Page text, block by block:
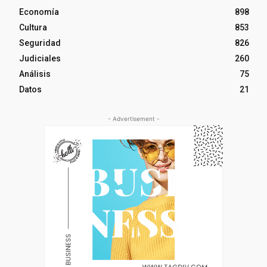
Economía
898
Cultura
853
Seguridad
826
Judiciales
260
Análisis
75
Datos
21
- Advertisement -